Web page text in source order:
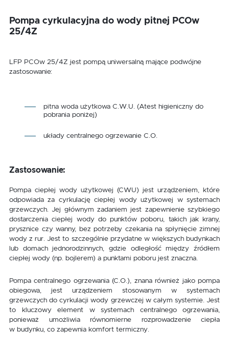
Pompa cyrkulacyjna do wody pitnej PCOw
25/4Z
LFP PCOw 25/4Z jest pompą uniwersalną mające podwójne
zastosowanie:
pitna woda użytkowa C.W.U. (Atest higieniczny do
pobrania poniżej)
układy centralnego ogrzewanie C.O.
Zastosowanie:
Pompa ciepłej wody użytkowej (CWU) jest urządzeniem, które
odpowiada za cyrkulację ciepłej wody użytkowej w systemach
grzewczych. Jej głównym zadaniem jest zapewnienie szybkiego
dostarczenia ciepłej wody do punktów poboru, takich jak krany,
prysznice czy wanny, bez potrzeby czekania na spłynięcie zimnej
wody z rur. Jest to szczególnie przydatne w większych budynkach
lub domach jednorodzinnych, gdzie odległość między źródłem
ciepłej wody (np. bojlerem) a punktami poboru jest znaczna.
Pompa centralnego ogrzewania (C.O.), znana również jako pompa
obiegowa, jest urządzeniem stosowanym w systemach
grzewczych do cyrkulacji wody grzewczej w całym systemie. Jest
to kluczowy element w systemach centralnego ogrzewania,
ponieważ umożliwia równomierne rozprowadzenie ciepła
w budynku, co zapewnia komfort termiczny.